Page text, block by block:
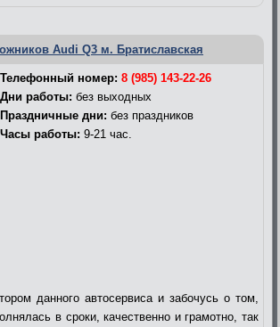
Audi Q3 м. Братиславская
Телефонный номер: 8 (985) 143-22-26
Дни работы: без выходных
Праздничные дни: без праздников
Часы работы: 9-21 час.
данного автосервиса и забочусь о том,
в сроки, качественно и грамотно, так